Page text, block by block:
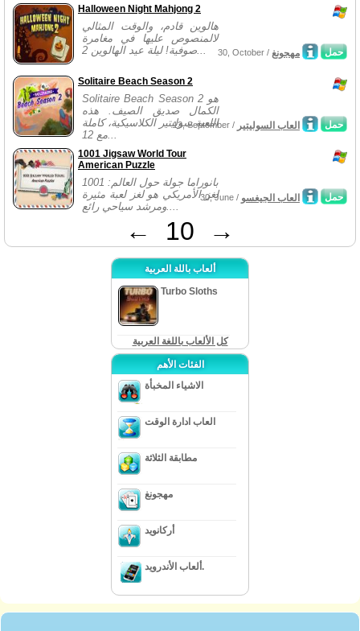
Halloween Night Mahjong 2
هالوين قادم، والوقت المثالي
لالمنصوص عليها في مغامرة
صوفية! ليلة عيد الهالوين 2...
حمل 30, October / مهجونغ
Solitaire Beach Season 2
Solitaire Beach Season 2 هو
الكمال صديق الصيف. هذه
اللعبة سوليتير الكلاسيكية، كاملة
مع 12...
حمل 13, September / العاب السوليتير
1001 Jigsaw World Tour
American Puzzle
1001 بانوراما جولة حول العالم:
لغز الأمريكي هو لغز لعبة مثيرة
ومرشد سياحي رائع....
حمل 30, June / العاب الجيغسو
← 10 →
ألعاب باللة العربية
Turbo Sloths
كل الألعاب باللغة العربية
الفئات الأهم
الاشياء المخبأة
العاب ادارة الوقت
مطابقة الثلاثة
مهجونغ
أركانويد
ألعاب الأندرويد.